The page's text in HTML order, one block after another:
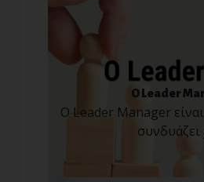
O Leader
Ο Leader Manager
συνδυάζει